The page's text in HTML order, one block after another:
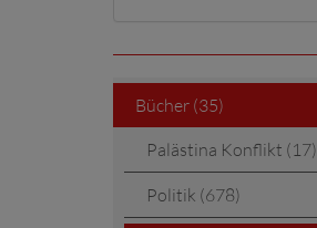
Bücher (35)
Palästina Konflikt (17)
Politik (678)